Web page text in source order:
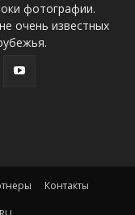
фотографии.
очень известных
Контакты